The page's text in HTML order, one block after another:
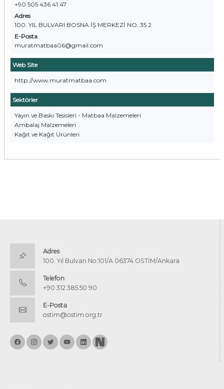
+90 505 436 41 47
Adres
100. YIL BULVARI BOSNA İŞ MERKEZİ NO. 35 2
E-Posta
muratmatbaa06@gmail.com
Web Site
http://www.muratmatbaa.com
Sektörler
Yayın ve Baskı Tesisleri - Matbaa Malzemeleri
Ambalaj Malzemeleri
Kağıt ve Kağıt Ürünleri
Adres
100. Yıl Bulvarı No:101/A 06374 OSTİM/Ankara
Telefon
+90 312 385 50 90
E-Posta
ostim@ostim.org.tr